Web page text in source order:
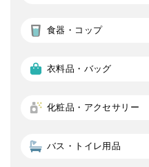
食器・コップ
衣料品・バッグ
化粧品・アクセサリー
バス・トイレ用品